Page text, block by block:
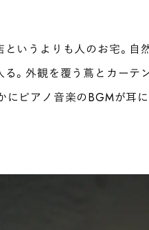
いうよりも人のお宅。自
。外観を覆う蔦とカーテ
ピアノ音楽のBGMが耳